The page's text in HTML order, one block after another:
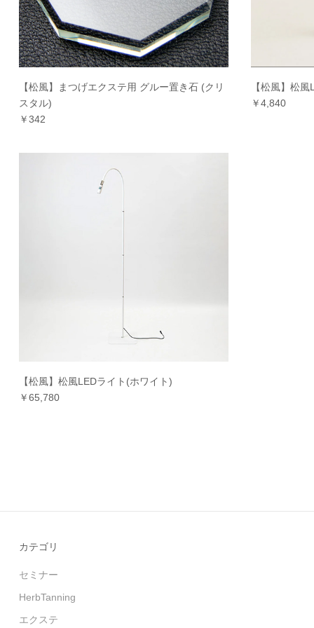
【松風】まつげエクステ用 グルー置き石 (クリ
スタル)
￥342
【松風】松
￥4,840
【松風】松風LEDライト(ホワイト)
￥65,780
カテゴリ
セミナー
HerbTanning
エクステ